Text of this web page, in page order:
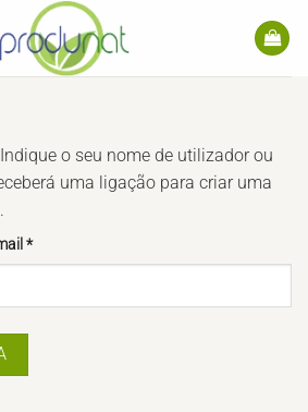
o seu nome de utilizador ou
uma ligação para criar uma
*Obrigatório